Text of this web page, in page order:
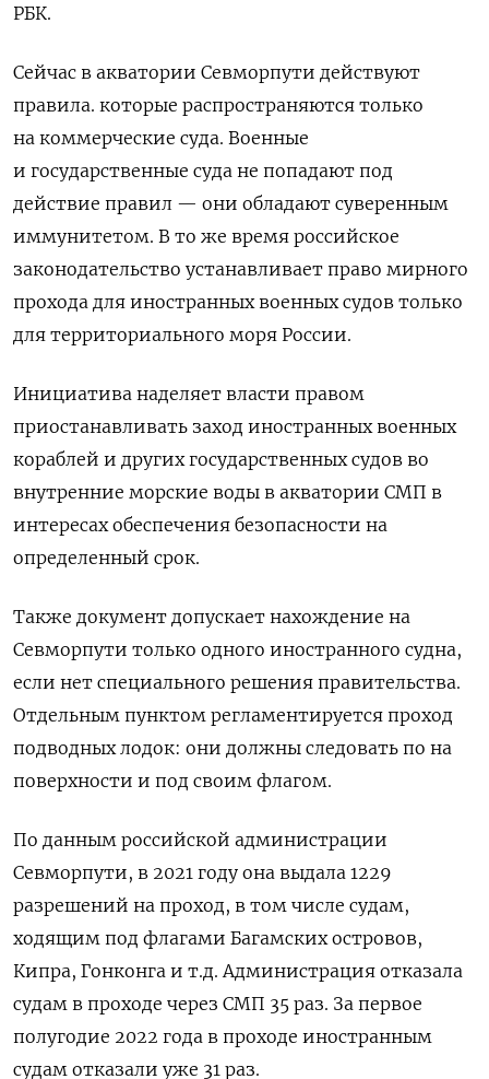
РБК.
Сейчас в акватории Севморпути действуют
правила. которые распространяются только
на коммерческие суда. Военные
и государственные суда не попадают под
действие правил — они обладают суверенным
иммунитетом. В то же время российское
законодательство устанавливает право мирного
прохода для иностранных военных судов только
для территориального моря России.
Инициатива наделяет власти правом
приостанавливать заход иностранных военных
кораблей и других государственных судов во
внутренние морские воды в акватории СМП в
интересах обеспечения безопасности на
определенный срок.
Также документ допускает нахождение на
Севморпути только одного иностранного судна,
если нет специального решения правительства.
Отдельным пунктом регламентируется проход
подводных лодок: они должны следовать по на
поверхности и под своим флагом.
По данным российской администрации
Севморпути, в 2021 году она выдала 1229
разрешений на проход, в том числе судам,
ходящим под флагами Багамских островов,
Кипра, Гонконга и т.д. Администрация отказала
судам в проходе через СМП 35 раз. За первое
полугодие 2022 года в проходе иностранным
судам отказали уже 31 раз.